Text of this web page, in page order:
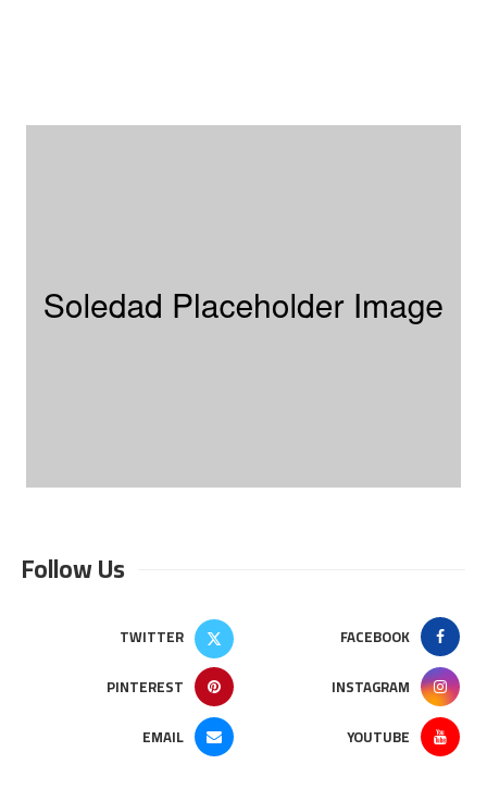
Follow Us
FACEBOOK
TWITTER
INSTAGRAM
PINTEREST
YOUTUBE
EMAIL